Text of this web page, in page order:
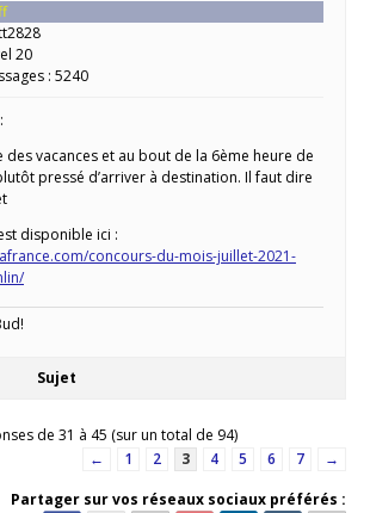
20
: 5240
des vacances et au bout de la 6ème heure de
pressé d’arriver à destination. Il faut dire
disponible ici :
concours-du-mois-juillet-2021-
Sujet
de 31 à 45 (sur un total de 94)
←
1 2 3 4 5 6 7
→
Partager sur vos réseaux sociaux préférés :